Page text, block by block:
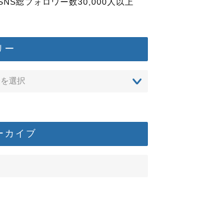
総フォロワー数30,000人以上
ー
カイブ